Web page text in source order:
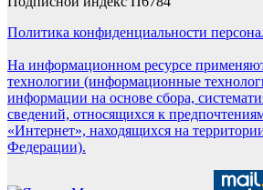
Политика конфиденциальности
На информационном ресурсе
технологии (информационные
информации на основе сбора,
сведений, относящихся к
«Интернет», находящихся на
Федерации).